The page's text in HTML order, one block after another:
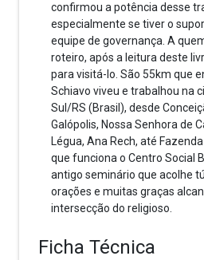
confirmou a potência desse
especialmente se tiver o
equipe de governança. A
roteiro, após a leitura deste
para visitá-lo. São 55km que
Schiavo viveu e trabalhou na
Sul/RS (Brasil), desde
Galópolis, Nossa Senhora de
Légua, Ana Rech, até
que funciona o Centro Social
antigo seminário que acolhe
orações e muitas graças
intersecção do religioso.
Ficha Técnica